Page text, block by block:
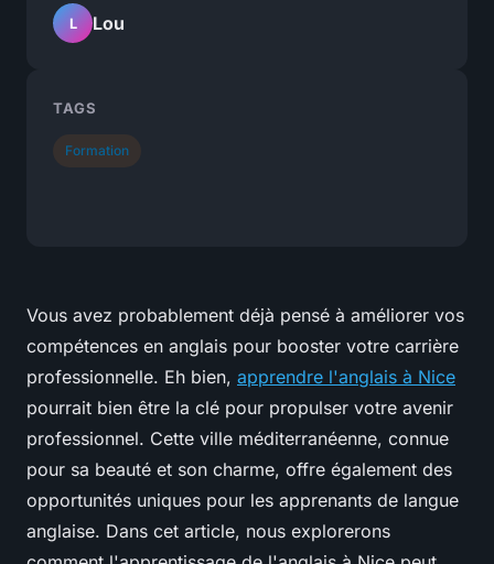
Vous avez probablement déjà pensé à améliorer vos
compétences en anglais pour booster votre carrière
professionnelle. Eh bien, apprendre l'anglais à Nice
pourrait bien être la clé pour propulser votre avenir
professionnel. Cette ville méditerranéenne, connue
pour sa beauté et son charme, offre également des
opportunités uniques pour les apprenants de langue
anglaise. Dans cet article, nous explorerons
L Lou
TAGS
Formation